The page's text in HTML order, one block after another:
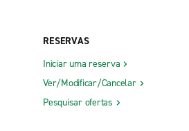
RESERVAS
Iniciar uma reserva
Ver/Modificar/Cancelar
Pesquisar ofertas